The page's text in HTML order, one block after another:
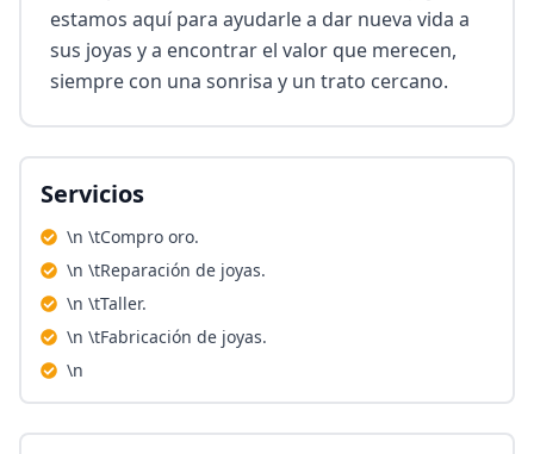
estamos aquí para ayudarle a dar nueva vida a
sus joyas y a encontrar el valor que merecen,
siempre con una sonrisa y un trato cercano.
Servicios
\n \tCompro oro.
\n \tReparación de joyas.
\n \tTaller.
\n \tFabricación de joyas.
\n